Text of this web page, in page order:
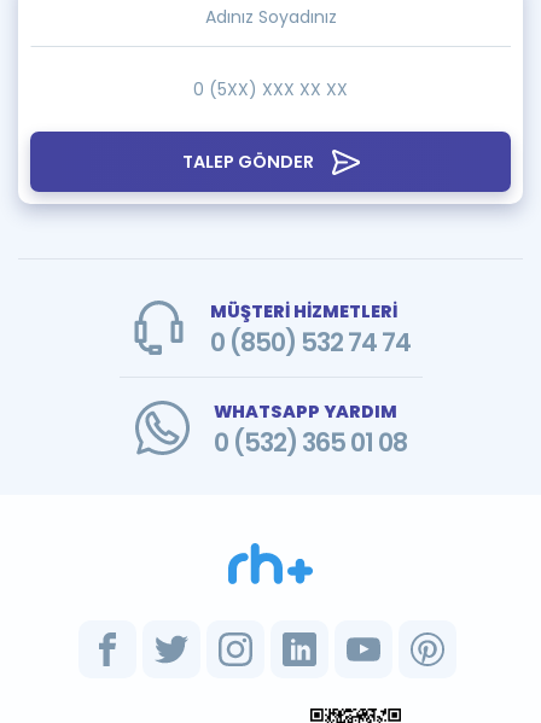
TALEP GÖNDER
MÜŞTERİ HİZMETLERİ
0 (850) 532 74 74
WHATSAPP YARDIM
0 (532) 365 01 08